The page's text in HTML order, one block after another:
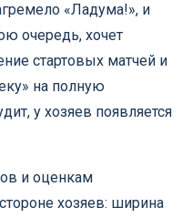
«Ладума!», и
очередь, хочет
стартовых матчей и
на полную
у хозяев появляется
и оценкам
хозяев: ширина